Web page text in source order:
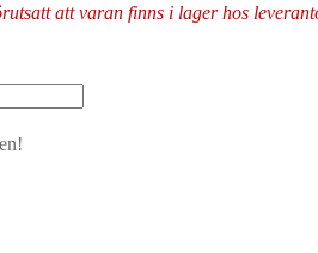
att varan finns i lager hos